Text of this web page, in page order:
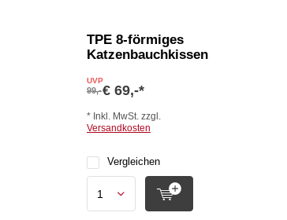
TPE 8-förmiges
Katzenbauchkissen
UVP
99,-€ 69,-*
* Inkl. MwSt. zzgl.
Versandkosten
Vergleichen